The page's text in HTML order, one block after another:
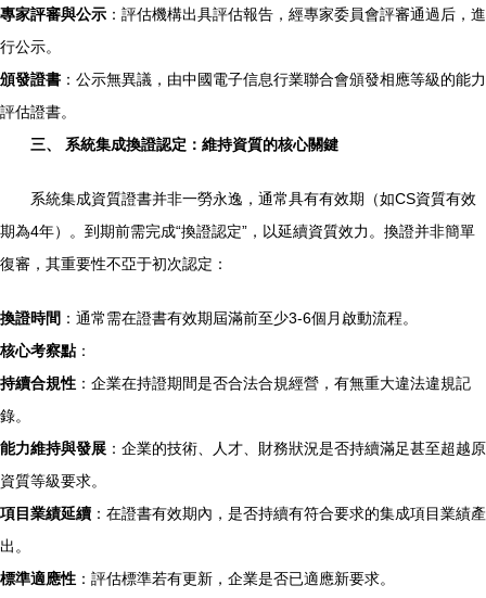
專家評審與公示 ：評估機構出具評估報告，經專家委員會評審通過后，進
行公示。
頒發證書 ：公示無異議，由中國電子信息行業聯合會頒發相應等級的能力
評估證書。
三、 系統集成換證認定：維持資質的核心關鍵
系統集成資質證書并非一勞永逸，通常具有有效期（如CS資質有效
期為4年）。到期前需完成“換證認定”，以延續資質效力。換證并非簡單
復審，其重要性不亞于初次認定：
換證時間 ：通常需在證書有效期屆滿前至少3-6個月啟動流程。
核心考察點：
持續合規性 ：企業在持證期間是否合法合規經營，有無重大違法違規記
錄。
能力維持與發展 ：企業的技術、人才、財務狀況是否持續滿足甚至超越原
資質等級要求。
項目業績延續 ：在證書有效期內，是否持續有符合要求的集成項目業績產
出。
標準適應性 ：評估標準若有更新，企業是否已適應新要求。